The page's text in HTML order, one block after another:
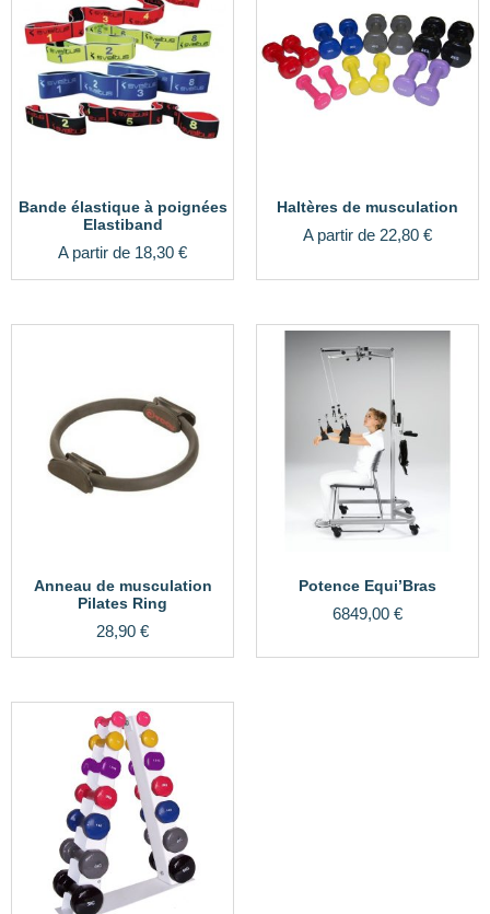
Bande élastique à poignées
Elastiband
A partir de 18,30 €
Haltères de musculation
A partir de 22,80 €
Anneau de musculation
Pilates Ring
28,90 €
Potence Equi’Bras
6849,00 €